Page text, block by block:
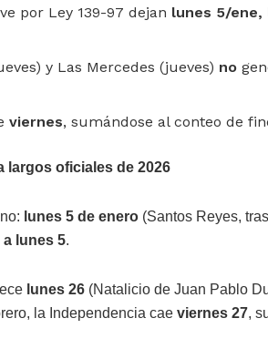
por Ley 139-97 dejan lunes 5/
y Las Mercedes (jueves) no
viernes, sumándose al conteo de
largos oficiales de 2026
lunes 5 de enero (Santos Reyes,
lunes 5.
lunes 26 (Natalicio de Juan Pablo
la Independencia cae viernes 27,